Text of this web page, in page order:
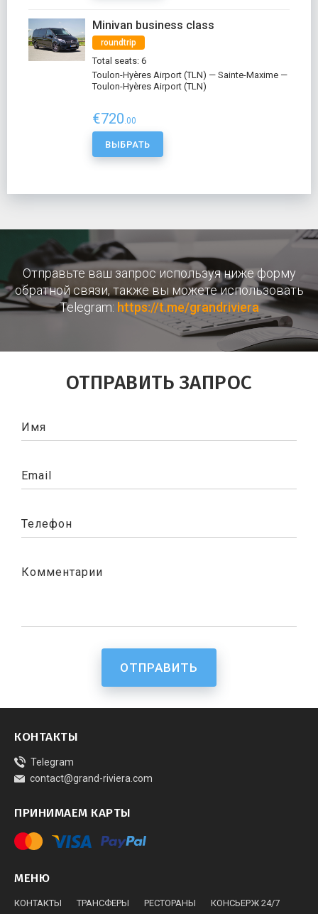
Minivan business class
roundtrip
Total seats: 6
Toulon-Hyères Airport (TLN) — Sainte-Maxime —
Toulon-Hyères Airport (TLN)
€720.00
ВЫБРАТЬ
Отправьте ваш запрос используя ниже форму
обратной связи, также вы можете использовать
Telegram: https://t.me/grandriviera
ОТПРАВИТЬ ЗАПРОС
Имя
Email
Телефон
Комментарии
ОТПРАВИТЬ
КОНТАКТЫ
Telegram
contact@grand-riviera.com
ПРИНИМАЕМ КАРТЫ
МЕНЮ
КОНТАКТЫ ТРАНСФЕРЫ РЕСТОРАНЫ КОНСЬЕРЖ 24/7